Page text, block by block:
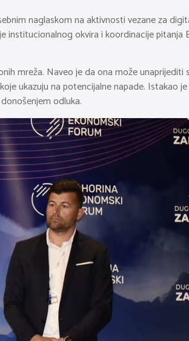
naglaskom na aktivnosti vezane za
okvira i koordinacije pitanja
mreža. Naveo je da ona može
ukazuju na potencijalne napade. Istakao
odluka.